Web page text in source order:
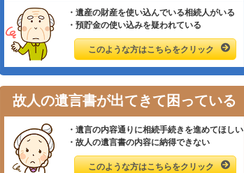
・遺産の財産を使い込んでいる相続人がいる
・預貯金の使い込みを疑われている
このような方はこちらをクリック
故人の遺言書が出てきて困っている
・遺言の内容通りに相続手続きを進めてほしい
・故人の遺言書の内容に納得できない
このような方はこちらをクリック